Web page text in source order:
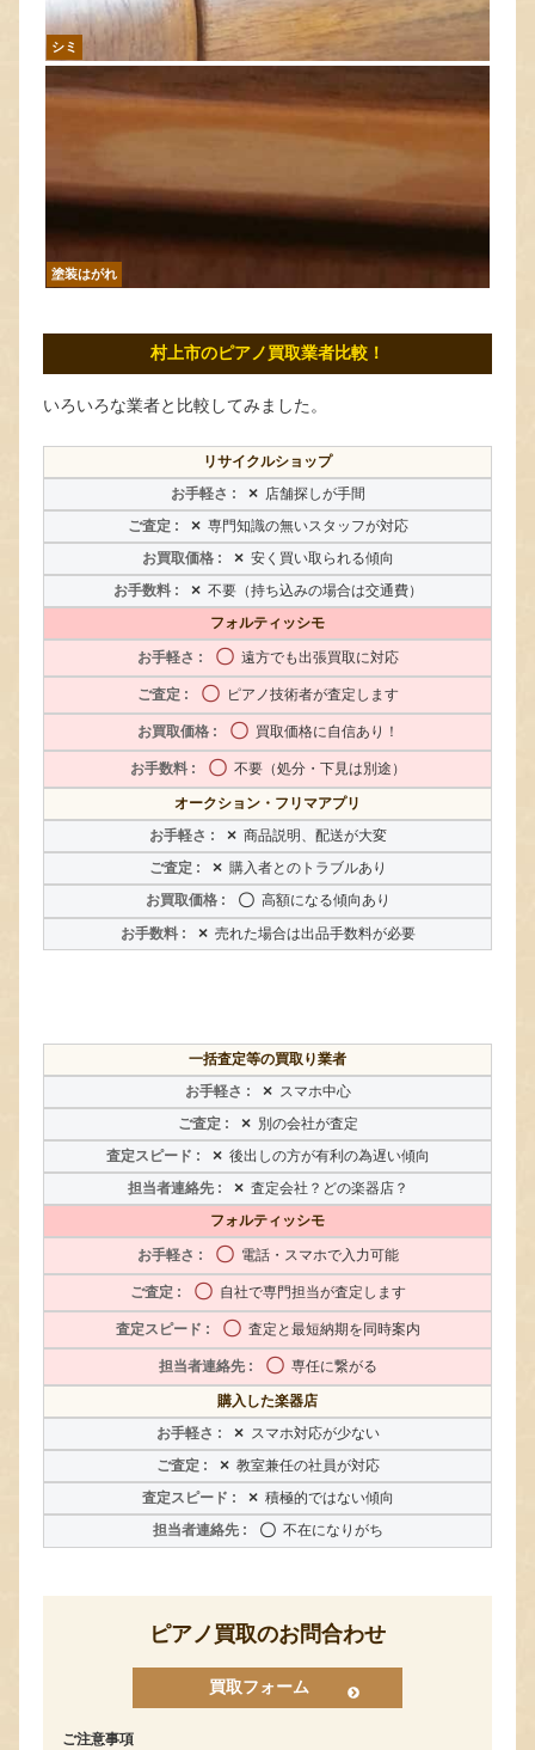
シミ
塗装はがれ
村上市のピアノ買取業者比較！
いろいろな業者と比較してみました。
リサイクルショップ
× 店舗探しが手間
× 専門知識の無いスタッフが対応
× 安く買い取られる傾向
× 不要（持ち込みの場合は交通費）
フォルティッシモ
〇 遠方でも出張買取に対応
〇 ピアノ技術者が査定します
〇 買取価格に自信あり！
〇 不要（処分・下見は別途）
オークション・フリマアプリ
× 商品説明、配送が大変
× 購入者とのトラブルあり
〇 高額になる傾向あり
× 売れた場合は出品手数料が必要
一括査定等の買取り業者
× スマホ中心
× 別の会社が査定
× 後出しの方が有利の為遅い傾向
× 査定会社？どの楽器店？
フォルティッシモ
〇 電話・スマホで入力可能
〇 自社で専門担当が査定します
〇 査定と最短納期を同時案内
〇 専任に繋がる
購入した楽器店
× スマホ対応が少ない
× 教室兼任の社員が対応
× 積極的ではない傾向
〇 不在になりがち
ピアノ買取のお問合わせ
買取フォーム
ご注意事項